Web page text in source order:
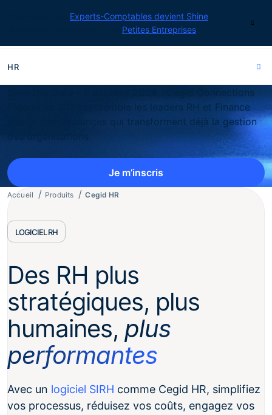
Experts-Comptables devient Shine
Petites Entreprises
HR
: Cegid Connections
Enterprise 2026 rassemble les leaders RH et Finance
autour des tendances qui transforment déjà la gestion
des organisations.
Je m’inscris
Accueil Produits Cegid HR
LOGICIEL RH
Des RH plus
stratégiques, plus
humaines, plus
performantes
Avec un logiciel SIRH comme Cegid HR, simplifiez
vos processus, réduisez vos coûts, engagez vos